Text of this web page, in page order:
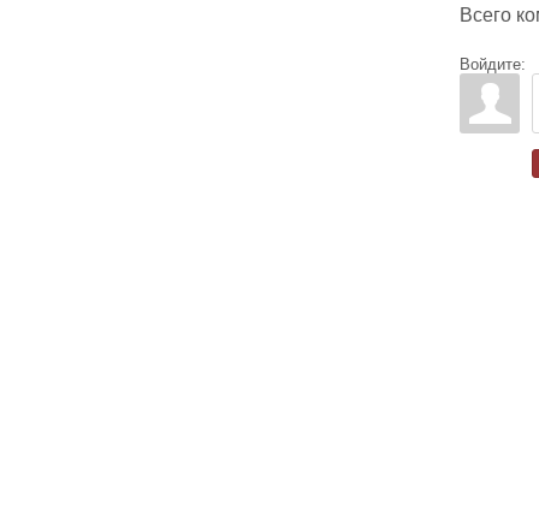
Всего
Войдите: